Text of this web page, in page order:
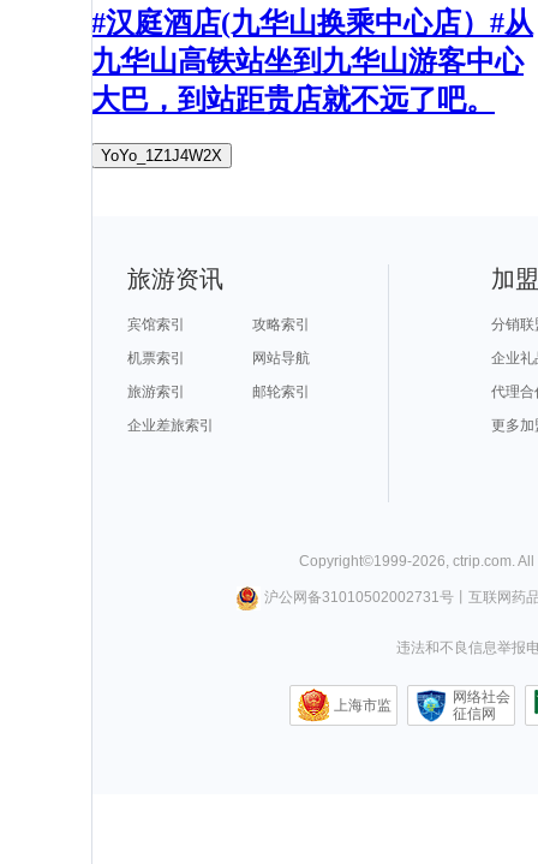
#汉庭酒店(九华山换乘中心店）#从
九华山高铁站坐到九华山游客中心
大巴，到站距贵店就不远了吧。
YoYo_1Z1J4W2X
旅游资讯
宾馆索引
攻略索引
机票索引
网站导航
旅游索引
邮轮索引
企业差旅索引
加
分销联
企业礼
代理合
更多加
Copyright©1999-2026 ctrip.com .
沪公网备31010502002731号丨 互联网药
违法和不良信息举报
上海市监
网络社会
征信网